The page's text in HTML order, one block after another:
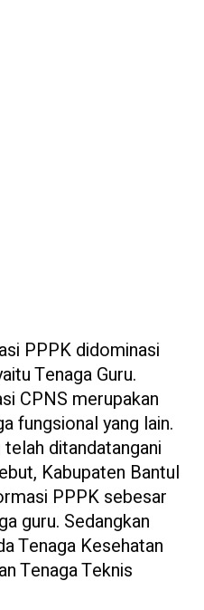
PPPK didominasi
Tenaga Guru.
CPNS merupakan
fungsional yang lain.
ditandatangani
Kabupaten Bantul
PPPK sebesar
guru. Sedangkan
Tenaga Kesehatan
Tenaga Teknis